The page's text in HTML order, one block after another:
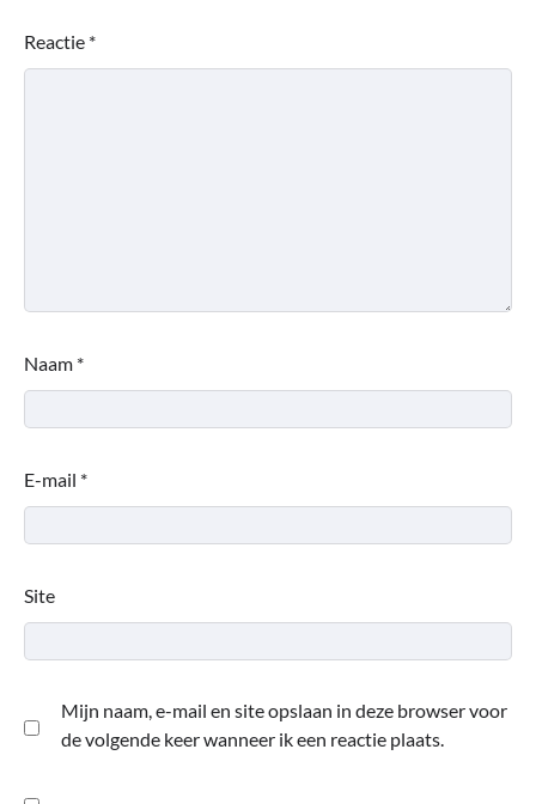
Reactie *
Naam *
E-mail *
Site
Mijn naam, e-mail en site opslaan in deze browser voor
de volgende keer wanneer ik een reactie plaats.